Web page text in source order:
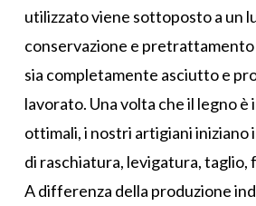
utilizzato viene sottoposto a un
conservazione e
sia completamente asciutto e
lavorato. Una volta che il legno è
ottimali, i nostri artigiani iniziano
di raschiatura, levigatura, taglio,
A differenza della produzione